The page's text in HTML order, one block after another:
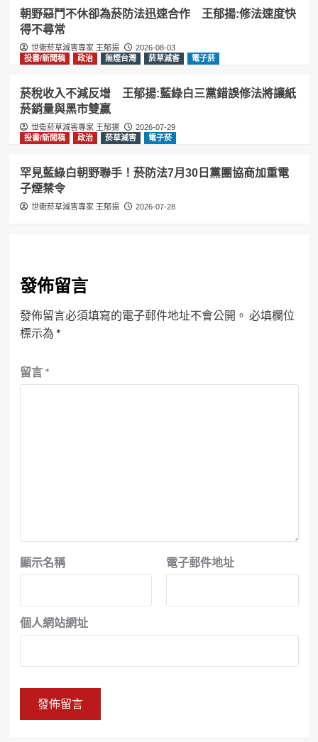
朝野惡鬥不休卻為菸防法迅速合作 王郁揚:修法速度快
得不尋常
世衛菸草減害專家 王郁揚
2026-08-03
投書/新聞稿
政治 無煙台灣 菸草減害 電子菸
菸稅收入不減反增 王郁揚:藍綠白三黨錯誤修法將讓紙
菸銷量與黑市雙贏
世衛菸草減害專家 王郁揚
2026-07-29
投書/新聞稿
政治 菸草減害 電子菸
罕見藍綠白朝野聯手！菸防法7月30日黨團協商加重電
子煙禁令
世衛菸草減害專家 王郁揚 2026-07-28
發佈留言
發佈留言必須填寫的電子郵件地址不會公開。 必填欄位
標示為 *
留言 *
顯示名稱 電子郵件地址
個人網站網址